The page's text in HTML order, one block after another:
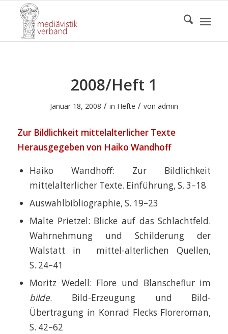
2008/Heft 1
Januar 18, 2008 / in Hefte / von admin
Zur Bildlichkeit mittelalterlicher Texte
Herausgegeben von Haiko Wandhoff
Haiko Wandhoff: Zur Bildlichkeit
mittelalterlicher Texte. Einführung, S. 3–18
Auswahlbibliographie, S. 19–23
Malte Prietzel: Blicke auf das Schlachtfeld.
Wahrnehmung und Schilderung der
Walstatt in mittel-alterlichen Quellen,
S. 24–41
Moritz Wedell: Flore und Blanscheflur im
bilde. Bild-Erzeugung und Bild-
Übertragung in Konrad Flecks Floreroman,
S. 42–62